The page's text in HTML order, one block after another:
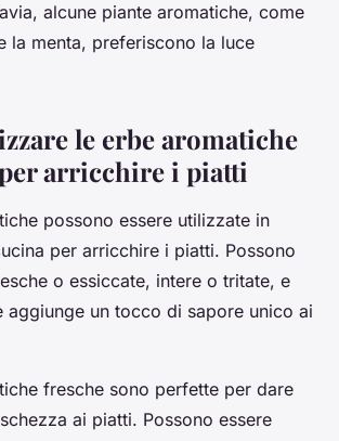
alcune piante aromatiche, come
la menta, preferiscono la luce
le erbe aromatiche
arricchire i piatti
possono essere utilizzate in
per arricchire i piatti. Possono
o essiccate, intere o tritate, e
aggiunge un tocco di sapore unico ai
fresche sono perfette per dare
ai piatti. Possono essere